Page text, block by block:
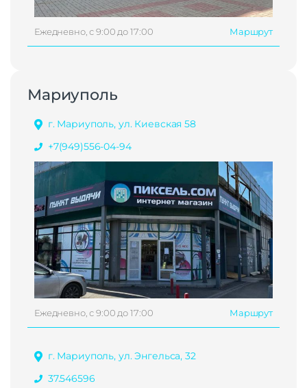
Ежедневно, с 9:00 до 17:00 Маршрут
Мариуполь
г. Мариуполь, ул. Киевская 58
+7(949)556-04-94
Ежедневно, с 9:00 до 17:00 Маршрут
г. Мариуполь, ул. Энгельса, 32
37.546596